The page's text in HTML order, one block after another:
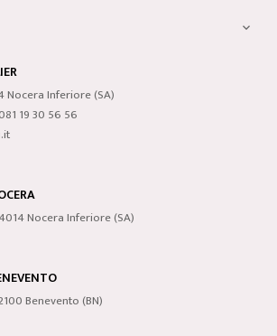

Nocera Inferiore (SA)
19 30 56 56
Nocera Inferiore (SA)
Benevento (BN)